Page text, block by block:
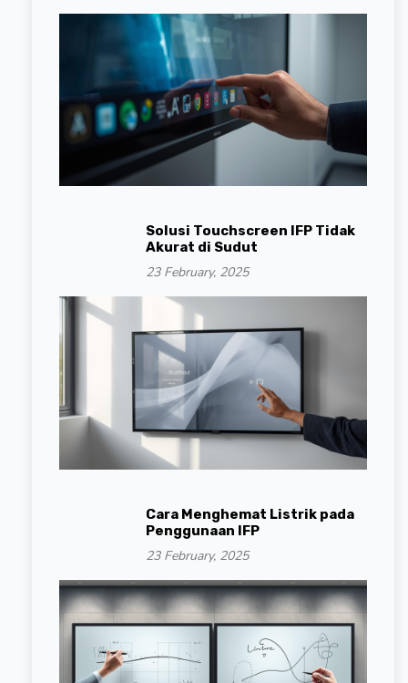
Solusi Touchscreen IFP Tidak
Akurat di Sudut
23 February, 2025
Cara Menghemat Listrik pada
Penggunaan IFP
23 February, 2025